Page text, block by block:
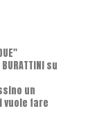
BURATTINI su
un
fare